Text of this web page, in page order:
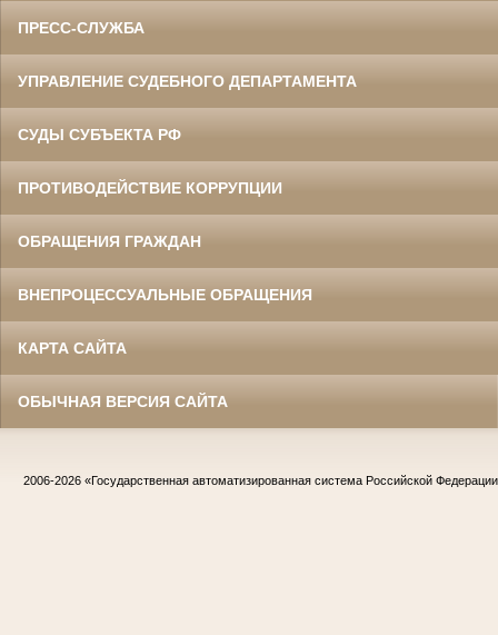
ПРЕСС-СЛУЖБА
УПРАВЛЕНИЕ СУДЕБНОГО ДЕПАРТАМЕНТА
СУДЫ СУБЪЕКТА РФ
ПРОТИВОДЕЙСТВИЕ КОРРУПЦИИ
ОБРАЩЕНИЯ ГРАЖДАН
ВНЕПРОЦЕССУАЛЬНЫЕ ОБРАЩЕНИЯ
КАРТА САЙТА
ОБЫЧНАЯ ВЕРСИЯ САЙТА
2006-2026 «Государственная автоматизированная система Российской